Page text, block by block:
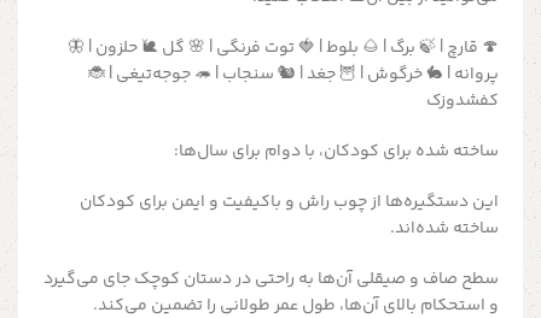
🍄 قارچ | 🍃 برگ | 🌰 بلوط | 🍓 توت فرنگی | 🌸 گل 🐌 حلزون | 🦋
پروانه | 🐇 خرگوش | 🦉 جغد | 🐿️ سنجاب | 🦔 جوجه‌تیغی | 🐞
کفشدوزک
ساخته شده برای کودکان، با دوام برای سال‌ها:
این دستگیره‌ها از چوب راش و باکیفیت و ایمن برای کودکان
ساخته شده‌اند.
سطح صاف و صیقلی آن‌ها به راحتی در دستان کوچک جای می‌گیرد
و استحکام بالای آن‌ها، طول عمر طولانی را تضمین می‌کند.